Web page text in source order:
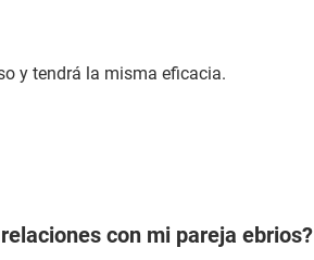
y tendrá la misma eficacia.
con mi pareja ebrios?